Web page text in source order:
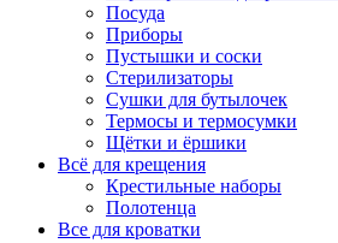
Посуда
Приборы
Пустышки и соски
Стерилизаторы
Сушки для бутылочек
Термосы и термосумки
Щётки и ёршики
Всё для крещения
Крестильные наборы
Полотенца
Все для кроватки